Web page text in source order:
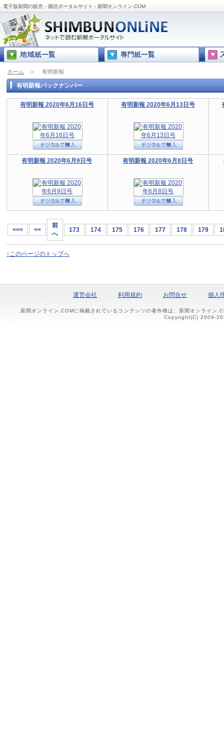
電子版新聞の販売・購読ポータルサイト - 新聞オンライン.COM
ホーム ＞ 有明新報
有明新報バックナンバー
有明新報 2020年6月16日号 有明新報 2020年6月13日号
有明新報 2020年6月9日号 有明新報 2020年6月8日号
<<< <<
前
へ
173 174 175 176 177 178 179
↑このページのトップへ
運営会社 利用規約 お問合せ 個人
新聞オンライン.COMに掲載されているコンテンツの著作権は、新聞オンライン
Copyright(C) 2009-